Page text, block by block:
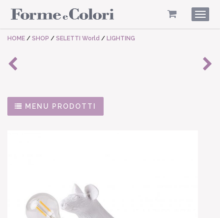
HOME / SHOP / SELETTI World / LIGHTING
MENU PRODOTTI